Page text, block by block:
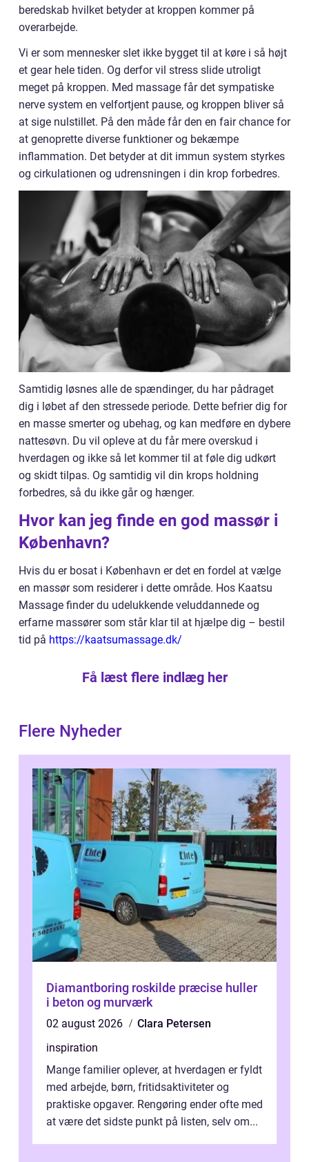
beredskab hvilket betyder at kroppen kommer på
overarbejde.
Vi er som mennesker slet ikke bygget til at køre i så højt
et gear hele tiden. Og derfor vil stress slide utroligt
meget på kroppen. Med massage får det sympatiske
nerve system en velfortjent pause, og kroppen bliver så
at sige nulstillet. På den måde får den en fair chance for
at genoprette diverse funktioner og bekæmpe
inflammation. Det betyder at dit immun system styrkes
og cirkulationen og udrensningen i din krop forbedres.
Samtidig løsnes alle de spændinger, du har pådraget
dig i løbet af den stressede periode. Dette befrier dig for
en masse smerter og ubehag, og kan medføre en dybere
nattesøvn. Du vil opleve at du får mere overskud i
hverdagen og ikke så let kommer til at føle dig udkørt
og skidt tilpas. Og samtidig vil din krops holdning
forbedres, så du ikke går og hænger.
Hvor kan jeg finde en god massør i
København?
Hvis du er bosat i København er det en fordel at vælge
en massør som residerer i dette område. Hos Kaatsu
Massage finder du udelukkende veluddannede og
erfarne massører som står klar til at hjælpe dig – bestil
tid på https://kaatsumassage.dk/
Få læst flere indlæg her
Flere Nyheder
Diamantboring roskilde præcise huller
i beton og murværk
02 august 2026
Clara Petersen
inspiration
Mange familier oplever, at hverdagen er fyldt
med arbejde, børn, fritidsaktiviteter og
praktiske opgaver. Rengøring ender ofte med
at være det sidste punkt på listen, selv om...